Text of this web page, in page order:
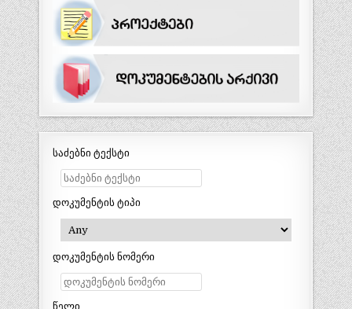
საძებნი ტექსტი
დოკუმენტის ტიპი
დოკუმენტის ნომერი
წელი